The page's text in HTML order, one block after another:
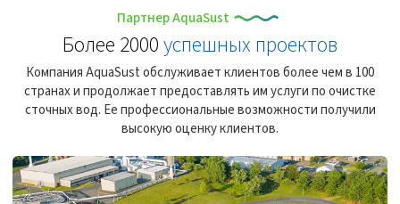
Партнер AquaSust
Более 2000успешных проектов
Компания AquaSust обслуживает клиентов более чем в 100
странах и продолжает предоставлять им услуги по очистке
сточных вод. Ее профессиональные возможности получили
высокую оценку клиентов.